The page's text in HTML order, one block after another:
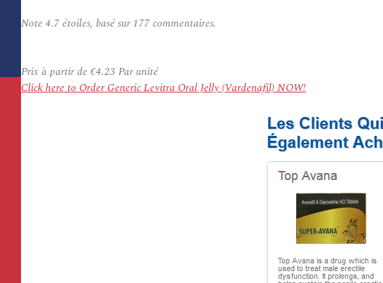
Note 4.7étoiles, basé sur 177commentaires.
Prix à partir de €4.23 Par unité
Click here to Order Generic Levitra Oral Jelly (Vardenafil) NOW!